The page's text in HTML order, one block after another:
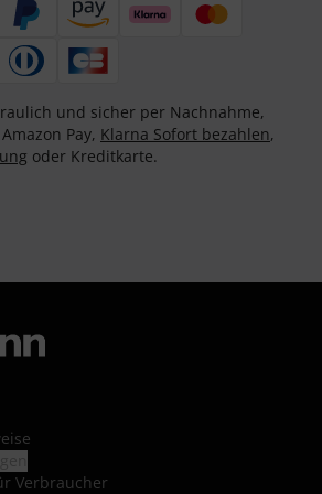
und sicher per Nachnahme,
Pay, Klarna Sofort bezahlen,
oder Kreditkarte.
Verbraucher